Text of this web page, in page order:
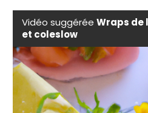
Vidéo suggéréeWraps de
et coleslow